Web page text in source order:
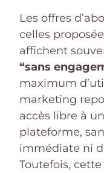
Les offres
celles
affichent
“sans
maximum
marketing
accès libre à
plateforme,
immédiate ni
Toutefois,